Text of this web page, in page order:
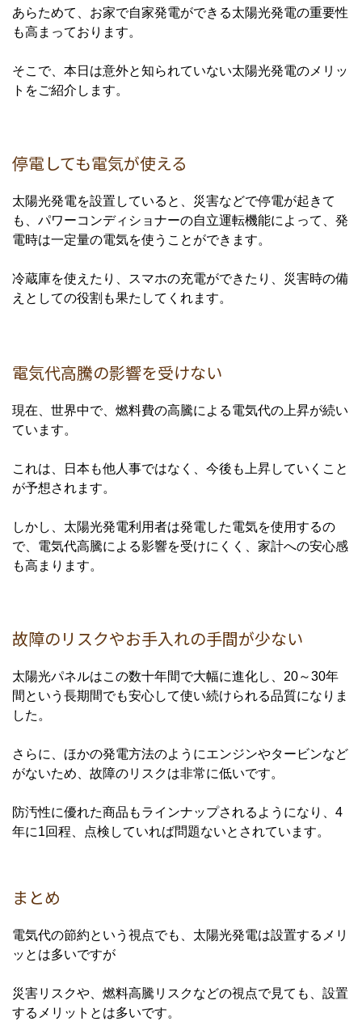
あらためて、お家で自家発電ができる太陽光発電の重要性
も高まっております。
そこで、本日は意外と知られていない太陽光発電のメリッ
トをご紹介します。
停電しても電気が使える
⁡太陽光発電を設置していると、災害などで停電が起きて
も、パワーコンディショナーの自立運転機能によって、発
電時は一定量の電気を使うことができます。
冷蔵庫を使えたり、スマホの充電ができたり、災害時の備
えとしての役割も果たしてくれます。
電気代高騰の影響を受けない
現在、世界中で、燃料費の高騰による電気代の上昇が続い
ています。
これは、日本も他人事ではなく、今後も上昇していくこと
が予想されます。
しかし、太陽光発電利用者は発電した電気を使用するの
で、電気代高騰による影響を受けにくく、家計への安心感
も高まります。
故障のリスクやお手入れの手間が少ない
太陽光パネルはこの数十年間で大幅に進化し、20～30年
間という長期間でも安心して使い続けられる品質になりま
した。
さらに、ほかの発電方法のようにエンジンやタービンなど
がないため、故障のリスクは非常に低いです。
防汚性に優れた商品もラインナップされるようになり、4
年に1回程、点検していれば問題ないとされています。
まとめ
⁡電気代の節約という視点でも、太陽光発電は設置するメリ
ッとは多いですが
災害リスクや、燃料高騰リスクなどの視点で見ても、設置
するメリットとは多いです。